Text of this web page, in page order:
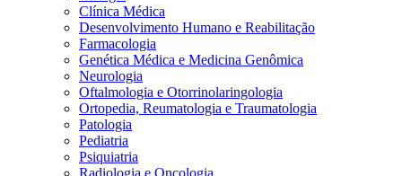
Clínica Médica
Desenvolvimento Humano e Reabilitação
Farmacologia
Genética Médica e Medicina Genômica
Neurologia
Oftalmologia e Otorrinolaringologia
Ortopedia, Reumatologia e Traumatologia
Patologia
Pediatria
Psiquiatria
Radiologia e Oncologia